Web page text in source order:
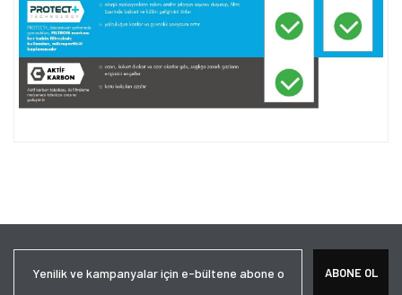
Ürün açıklamasında eksik bilgiler bulunuyor.
ABONE OL